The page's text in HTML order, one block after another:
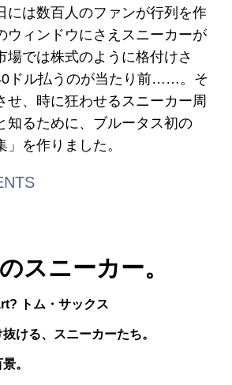
には数百人のファンが行列を作
ウィンドウにさえスニーカーが
場では株式のように格付けさ
ドル払うのが当たり前……。そ
せ、時に狂わせるスニーカー周
知るために、ブルータス初の
」を作りました。
スニーカー。
トム・サックス
ける、スニーカーたち。
。